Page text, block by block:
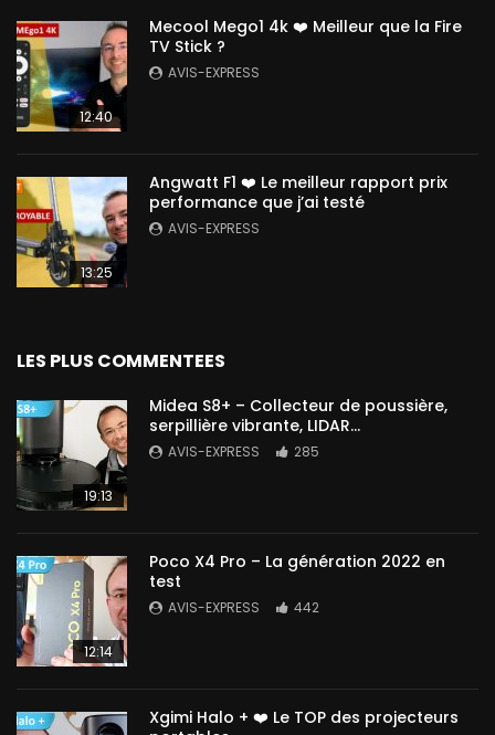
12:40
Mecool Mego1 4k ❤️ Meilleur que la Fire
TV Stick ?
AVIS-EXPRESS
13:25
Angwatt F1 ❤️ Le meilleur rapport prix
performance que j’ai testé
AVIS-EXPRESS
LES PLUS COMMENTEES
19:13
Midea S8+ – Collecteur de poussière,
serpillière vibrante, LIDAR…
AVIS-EXPRESS 285
12:14
Poco X4 Pro – La génération 2022 en
test
AVIS-EXPRESS 442
Xgimi Halo + ❤️ Le TOP des projecteurs